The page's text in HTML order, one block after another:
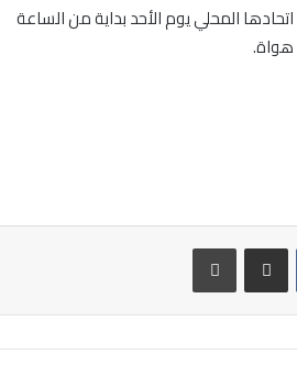
المحلي يوم الأحد بداية من الساعة
هواة.
مشاركة عبر البريد طباعة